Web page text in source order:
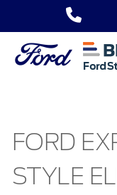
FORD
STYLE